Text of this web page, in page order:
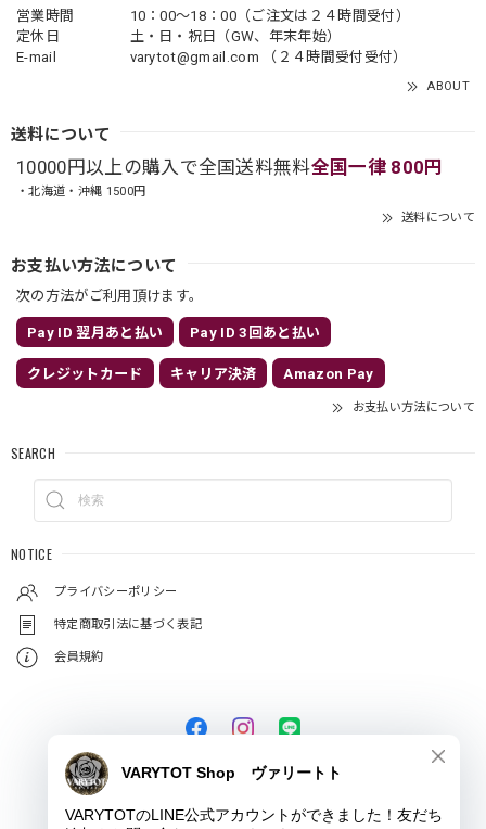
営業時間
10：00〜18：00（ご注文は２４時間受付）
定休日
土・日・祝日（GW、年末年始）
E-mail
varytot@gmail.com （２４時間受付受付）
ABOUT
送料について
10000円以上の購入で全国送料無料全国一律 800円
・北海道・沖縄 1500円
送料について
お支払い方法について
次の方法がご利用頂けます。
Pay ID 翌月あと払い Pay ID 3回あと払い
クレジットカード キャリア決済 Amazon Pay
お支払い方法について
SEARCH
NOTICE
プライバシーポリシー
特定商取引法に基づく表記
会員規約